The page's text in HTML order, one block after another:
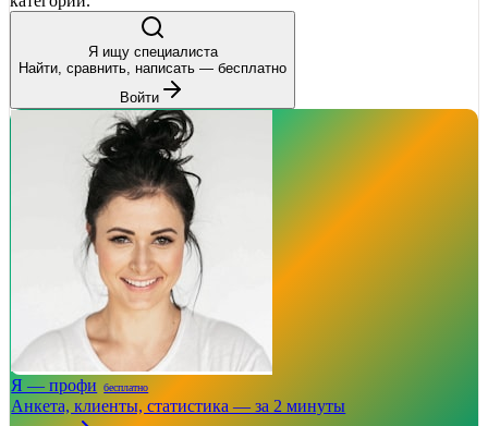
Я ищу специалиста
Найти, сравнить, написать — бесплатно
Войти
Я — профи бесплатно
Анкета, клиенты, статистика — за 2 минуты